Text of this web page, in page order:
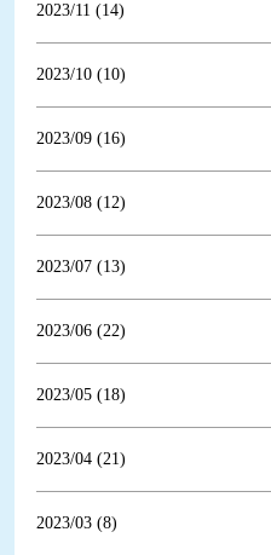
2023/11 (14)
2023/10 (10)
2023/09 (16)
2023/08 (12)
2023/07 (13)
2023/06 (22)
2023/05 (18)
2023/04 (21)
2023/03 (8)